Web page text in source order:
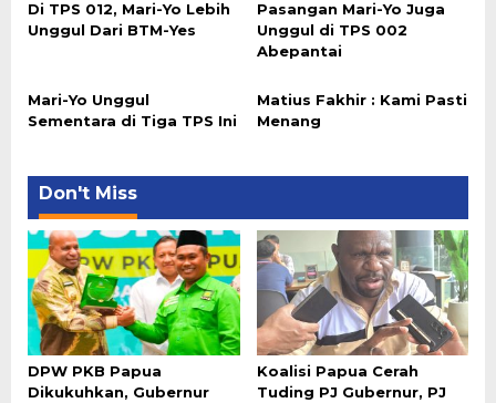
Di TPS 012, Mari-Yo Lebih
Unggul Dari BTM-Yes
Pasangan Mari-Yo Juga
Unggul di TPS 002
Abepantai
Mari-Yo Unggul
Sementara di Tiga TPS Ini
Matius Fakhir : Kami Pasti
Menang
Don't Miss
DPW PKB Papua
Dikukuhkan, Gubernur
Koalisi Papua Cerah
Tuding PJ Gubernur, PJ